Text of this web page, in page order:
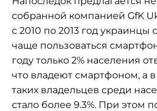
собранной компанией GfK
с 2010 по 2013 год украинцы
чаще пользоваться
году только 2% населения
что владеют смартфоном, а в
таких владельцев среди
стало более 9.3%. При этом